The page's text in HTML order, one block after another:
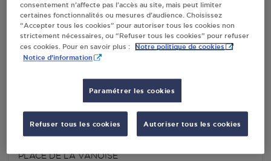
CARREFOUR MARKET CYE 14 DISTRIBUTIO ST
MICHEL DE MAURIENNE
PLACE DE LA VANOISE
73140ST MICHEL DE MAURIENNE
DISTRIBUTEUR AUTOMATIQUE 24/24
CARREFOUR ST MICHEL DE MAURIENNE
PLACE DE LA VANOISE
consentement n’affecte pas l’accès au site, mais peut limiter
certaines fonctionnalités ou mesures d’audience. Choisissez
“Accepter tous les cookies” pour autoriser tous les cookies non
strictement nécessaires, ou “Refuser tous les cookies” pour refuser
ces cookies. Pour en savoir plus :
Notre politique de cookies
Notice d'information
Paramétrer les cookies
Refuser tous les cookies Autoriser tous les cookies